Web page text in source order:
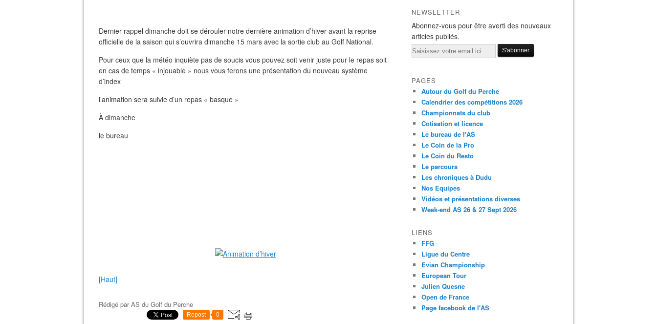
Dernier rappel dimanche doit se dérouler notre dernière animation d’hiver avant la reprise
officielle de la saison qui s’ouvrira dimanche 15 mars avec la sortie club au Golf National.
Pour ceux que la météo inquiète pas de soucis vous pouvez soit venir juste pour le repas soit
en cas de temps « injouable » nous vous ferons une présentation du nouveau système
d’index
l’animation sera suivie d’un repas « basque »
À dimanche
le bureau
[Haut]
Rédigé parAS du Golf du Perche
Repost 0
NEWSLETTER
Abonnez-vous pour être averti des nouveaux
articles publiés.
Email
PAGES
Autour du Golf du Perche
Calendrier des compétitions 2026
Championnats du club
Cotisation et licence
Le bureau de l'AS
Le Coin de la Pro
Le Coin du Resto
Le parcours
Les chroniques à Dudu
Nos Equipes
Vidéos et présentations diverses
Week-end AS 26 & 27 Sept 2026
LIENS
FFG
Ligue du Centre
Evian Championship
European Tour
Julien Quesne
Open de France
Page facebook de l'AS